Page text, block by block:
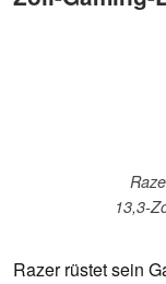
13,3-
Razer rüstet sein